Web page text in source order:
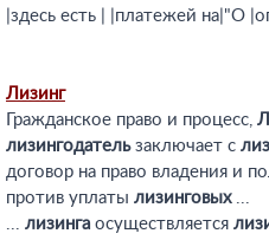
|здесь есть | |платежей на|"О
Лизинг
Гражданское право и процесс,
лизингодательзаключает с
договор на право владения и
против уплаты лизинговых...
... лизинга осуществляется